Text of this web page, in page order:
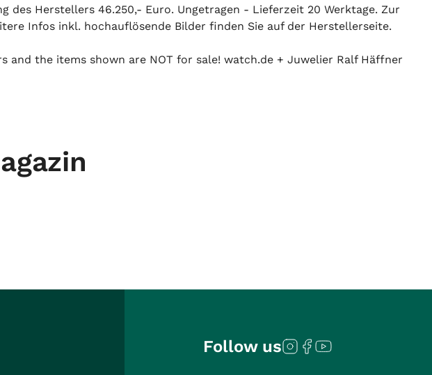
des Herstellers 46.250,- Euro. Ungetragen - Lieferzeit 20 Werktage. Zur
Infos inkl. hochauflösende Bilder finden Sie auf der Herstellerseite.
the items shown are NOT for sale! watch.de + Juwelier Ralf Häffner
Follow us